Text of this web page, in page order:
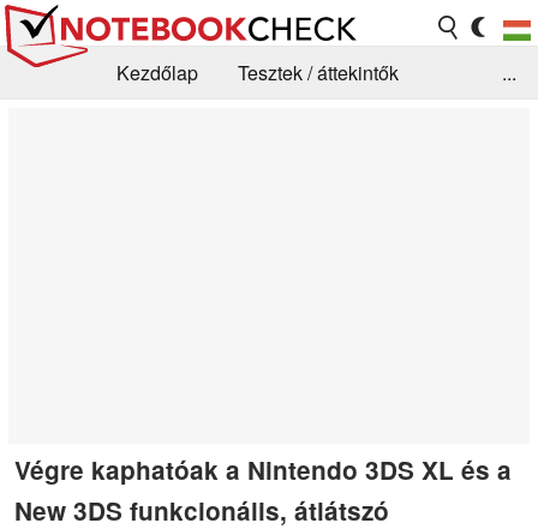
Kezdőlap
Tesztek / áttekintők
...
Végre kaphatóak a Nintendo 3DS XL és a
New 3DS funkcionális, átlátszó